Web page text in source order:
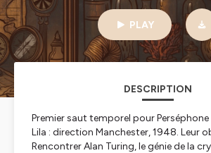
PLAY
DESCRIPTION
Premier saut temporel pour
Lila : direction Manchester, 1948. Leur
Rencontrer Alan Turing, le génie de la